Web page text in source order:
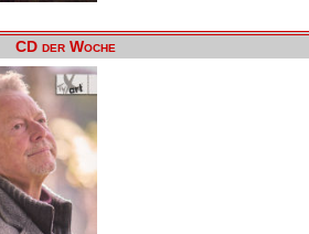
CD der Woche